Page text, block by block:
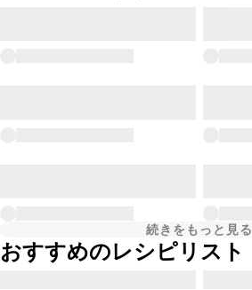
続きをもっと見る
おすすめのレシピリスト